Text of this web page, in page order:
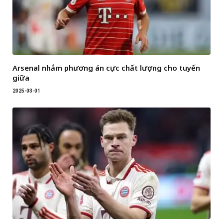
Arsenal nhắm phương án cực chất lượng cho tuyến
giữa
2025-03-01